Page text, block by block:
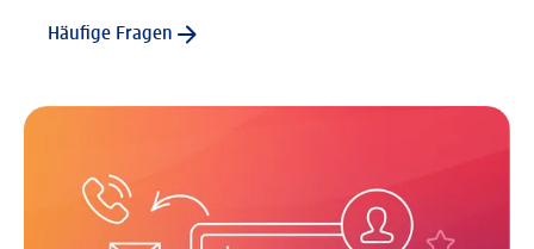
Häufige Fragen